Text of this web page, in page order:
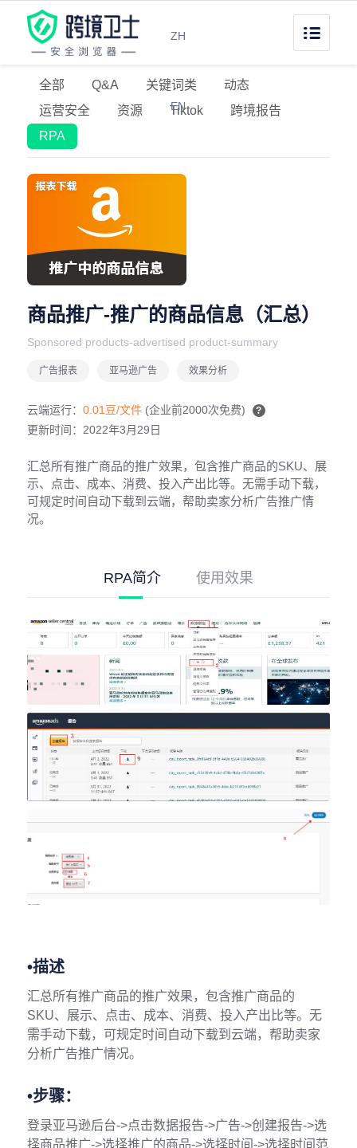
ZH
EN
全部 Q&A 关键词类
动态
运营安全
资源 Tiktok
跨境报告
RPA
商品推广-推广的商品信息（汇总）
Sponsored products-advertised product-summary
广告报表 亚马逊广告 效果分析
云端运行： 0.01豆/文件(企业前2000次免费) ?
更新时间：2022年3月29日
汇总所有推广商品的推广效果，包含推广商品的SKU、展
示、点击、成本、消费、投入产出比等。无需手动下载，
可规定时间自动下载到云端，帮助卖家分析广告推广情
况。
RPA简介 使用效果
•描述
汇总所有推广商品的推广效果，包含推广商品的
SKU、展示、点击、成本、消费、投入产出比等。无
需手动下载，可规定时间自动下载到云端，帮助卖家
分析广告推广情况。
•步骤：
登录亚马逊后台->点击数据报告->广告->创建报告->选
择商品推广->选择推广的商品->选择时间->选择时间范